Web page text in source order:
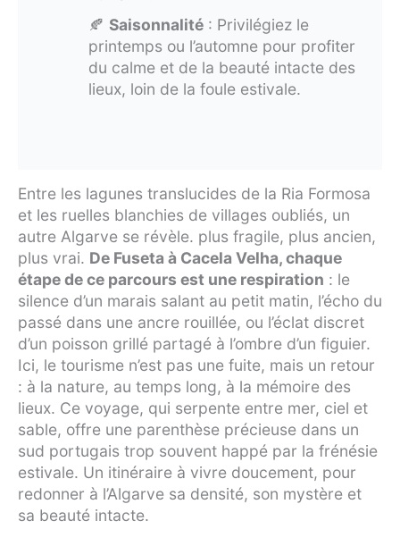
🍂 Saisonnalité: Privilégiez le
printemps ou l’automne pour profiter
du calme et de la beauté intacte des
lieux, loin de la foule estivale.
Entre les lagunes translucides de la Ria Formosa
et les ruelles blanchies de villages oubliés, un
autre Algarve se révèle. plus fragile, plus ancien,
plus vrai. De Fuseta à Cacela Velha, chaque
étape de ce parcours est une respiration : le
silence d’un marais salant au petit matin, l’écho du
passé dans une ancre rouillée, ou l’éclat discret
d’un poisson grillé partagé à l’ombre d’un figuier.
Ici, le tourisme n’est pas une fuite, mais un retour
: à la nature, au temps long, à la mémoire des
lieux. Ce voyage, qui serpente entre mer, ciel et
sable, offre une parenthèse précieuse dans un
sud portugais trop souvent happé par la frénésie
estivale. Un itinéraire à vivre doucement, pour
redonner à l’Algarve sa densité, son mystère et
sa beauté intacte.